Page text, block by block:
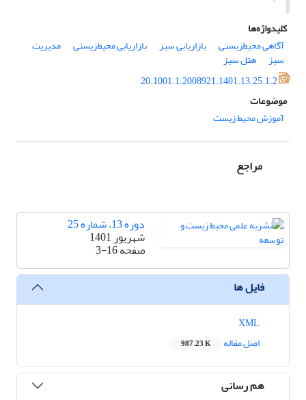
کلیدواژه‌ها
آگاهی محیط‌زیستی
بازاریابی سبز بازاریابی محیط‌زیستی مدیریت
سبز
هتل سبز
20.1001.1.2008921.1401.13.25.1.2
موضوعات
آموزش محیط زیست
مراجع
دوره 13، شماره 25
شهریور 1401
صفحه3-16
فایل ها
اصل مقاله
987.23 K
هم رسانی